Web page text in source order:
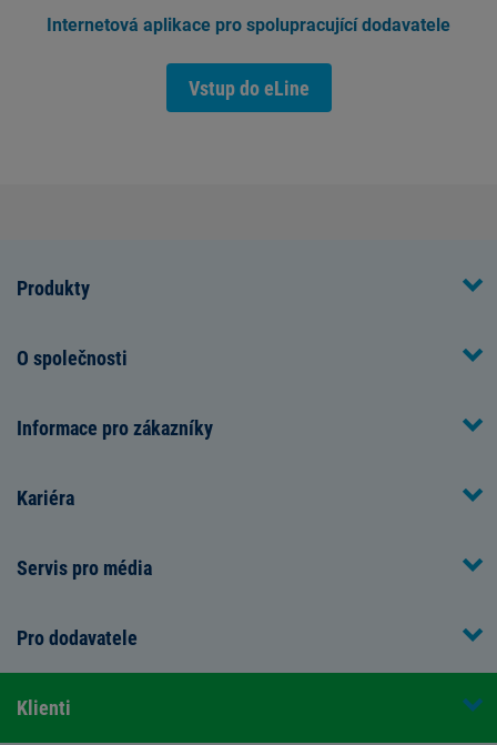
Internetová aplikace pro spolupracující dodavatele
Vstup do eLine
Produkty
O společnosti
Informace pro zákazníky
Kariéra
Servis pro média
Pro dodavatele
Klienti